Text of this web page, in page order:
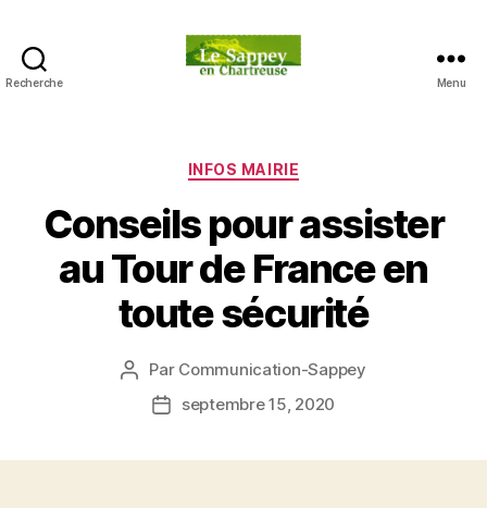
Recherche
en
Chartreuse
Menu
Catégories
INFOS MAIRIE
Conseils pour assister
au Tour de France en
toute sécurité
Auteur
l’article
Par Communication-Sappey
Dateseptembre 15, 2020